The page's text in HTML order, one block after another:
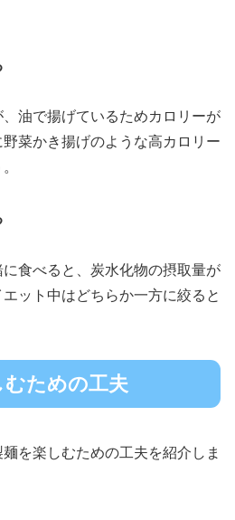
油で揚げているためカロリーが
菜かき揚げのような高カロリー
食べると、炭水化物の摂取量が
ット中はどちらか一方に絞ると
むための工夫
を楽しむための工夫を紹介しま